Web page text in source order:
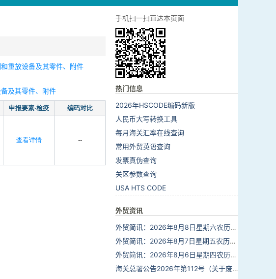
重放设备及其零件、附件
及其零件、附件
申报要素·检疫 编码对比
查看详情 --
手机扫一扫直达本页面
热门信息
2026年HSCODE编码新版
人民币大写转换工具
每月海关汇率在线查询
常用外贸英语查询
发票真伪查询
关区参数查询
USA HTS CODE
外贸资讯
外贸简讯：2026年8月8日星期六农历六月廿六
外贸简讯：2026年8月7日星期五农历六月廿五
外贸简讯：2026年8月6日星期四农历六月廿四
海关总署公告2026年第112号（关于废止部分卫生检疫类规范性文件的公告）